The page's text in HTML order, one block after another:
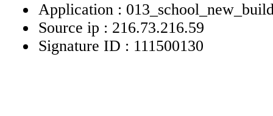
Application :
Source ip : 216.73.216.59
Signature ID : 111500130